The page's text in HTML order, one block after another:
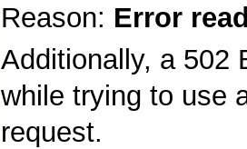
Reason: Error
Additionally, a 502
while trying to use
request.